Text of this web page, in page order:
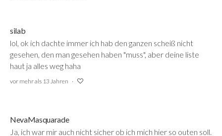
silab
lol, ok ich dachte immer ich hab den ganzen scheiß nicht
gesehen, den man gesehen haben "muss", aber deine liste
haut ja alles weg haha
vor mehr als 13 Jahren
NevaMasquarade
Ja, ich war mir auch nicht sicher ob ich mich hier so outen soll.